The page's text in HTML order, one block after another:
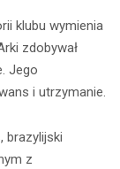
klubu wymienia
zdobywał
Jego
i utrzymanie.
brazylijski
z